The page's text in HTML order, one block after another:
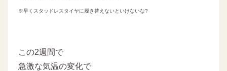
※早くスタッドレスタイヤに履き替えないといけないな?
この2週間で
急激な気温の変化で